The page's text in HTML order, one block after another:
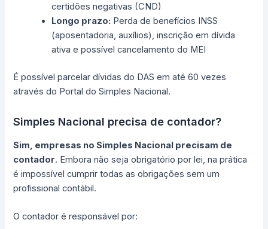
certidões negativas (CND)
Longo prazo: Perda de benefícios INSS
(aposentadoria, auxílios), inscrição em dívida
ativa e possível cancelamento do MEI
É possível parcelar dívidas do DAS em até 60 vezes
através do Portal do Simples Nacional.
Simples Nacional precisa de contador?
Sim, empresas no Simples Nacional precisam de
contador. Embora não seja obrigatório por lei, na prática
é impossível cumprir todas as obrigações sem um
profissional contábil.
O contador é responsável por: